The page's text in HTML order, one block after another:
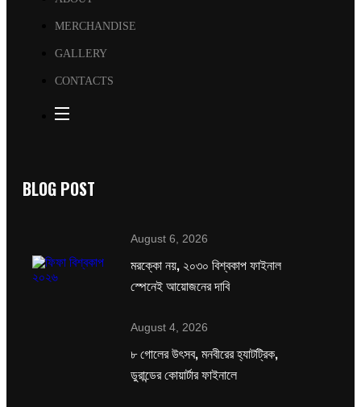
MERCHANDISE
GALLERY
CONTACTS
BLOG POST
August 6, 2026
মরক্কো নয়, ২০৩০ বিশ্বকাপ ফাইনাল
স্পেনেই আয়োজনের দাবি
August 4, 2026
৮ গোলের উৎসব, মনবীরের হ্যাটট্রিক,
ডুরান্ডের কোয়ার্টার ফাইনালে